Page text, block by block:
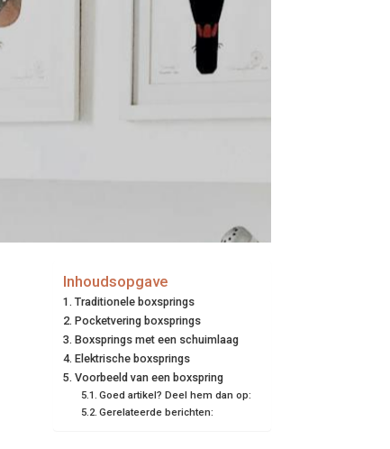
Inhoudsopgave
Traditionele boxsprings
Pocketvering boxsprings
Boxsprings met een schuimlaag
Elektrische boxsprings
Voorbeeld van een boxspring
Goed artikel? Deel hem dan op:
Gerelateerde berichten: